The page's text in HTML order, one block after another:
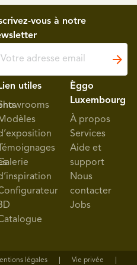
vous à notre
Lien utiles
Modèles
Témoignages
Èggo
Luxembourg
À propos
Services
Aide et
support
Nous
contacter
Jobs
légales Vie privée